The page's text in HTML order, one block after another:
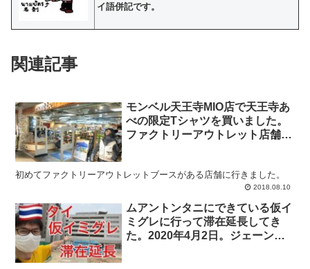
イ語併記です。
関連記事
モンベル天王寺MIO店で天王寺あ
べの限定Tシャツを買いました。
ファクトリーアウトレット店舗な
初めてファクトリーアウトレットブースがある店舗に行きました。
2018.08.10
ムアントンタニにできている仮イ
ミグレに行って滞在延長してき
た。2020年4月2日。ジェーンワ